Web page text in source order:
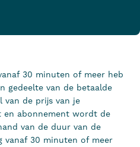
30 minuten of meer heb
gedeelte van de betaalde
van de prijs van je
en abonnement wordt de
van de duur van de
vanaf 30 minuten of meer